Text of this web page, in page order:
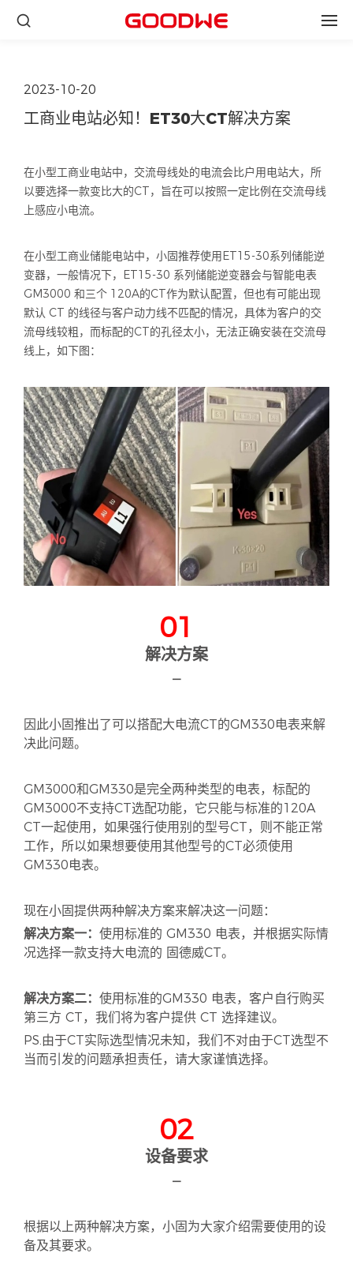
2023-10-20
工商业电站必知！ET30大CT解决方案
在小型工商业电站中，交流母线处的电流会比户用电站大，所
以要选择一款变比大的CT，旨在可以按照一定比例在交流母线
上感应小电流。
在小型工商业储能电站中，小固推荐使用ET15-30系列储能逆
变器，一般情况下，ET15-30 系列储能逆变器会与智能电表
GM3000 和三个 120A的CT作为默认配置，但也有可能出现
默认 CT 的线径与客户动力线不匹配的情况，具体为客户的交
流母线较粗，而标配的CT的孔径太小，无法正确安装在交流母
线上，如下图：
01
解决方案
—
因此小固推出了可以搭配大电流CT的GM330电表来解
决此问题。
GM3000和GM330是完全两种类型的电表，标配的
GM3000不支持CT选配功能，它只能与标准的120A
CT一起使用，如果强行使用别的型号CT，则不能正常
工作，所以如果想要使用其他型号的CT必须使用
GM330电表。
现在小固提供两种解决方案来解决这一问题：
解决方案一： 使用标准的 GM330 电表，并根据实际情
况选择一款支持大电流的 固德威CT。
解决方案二： 使用标准的GM330 电表，客户自行购买
第三方 CT，我们将为客户提供 CT 选择建议。
PS.由于CT实际选型情况未知，我们不对由于CT选型不
当而引发的问题承担责任，请大家谨慎选择。
02
设备要求
—
根据以上两种解决方案，小固为大家介绍需要使用的设
备及其要求。